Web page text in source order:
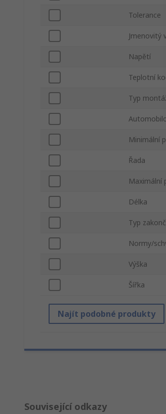
Tolerance
Jmenovitý
Napětí
Teplotní
Typ
Minimální
Řada
Maximální
Délka
Typ
Normy/
Výška
Šířka
Najít podobné produkty
Související odkazy